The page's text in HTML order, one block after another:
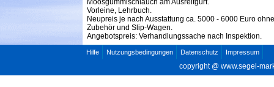
Moosgummischlauch am Ausreitgurt.
Vorleine, Lehrbuch.
Neupreis je nach Ausstattung ca. 5000 - 6000 Euro ohne
Zubehör und Slip-Wagen.
Angebotspreis: Verhandlungssache nach Inspektion.
Hilfe Nutzungsbedingungen Datenschutz Impressum
copyright @ www.segel-